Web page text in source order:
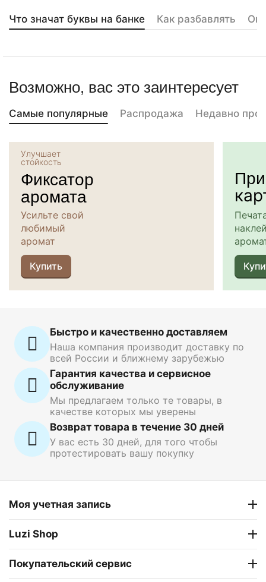
Что значат буквы на банке Как разбавлять
Возможно, вас это заинтересует
Самые популярные Распродажа Недавно
Улучшает
стойкость
Фиксатор
аромата
Усильте свой
любимый
аромат
Купить
Быстро и качественно доставляем
Наша компания производит доставку по
всей России и ближнему зарубежью
Гарантия качества и сервисное
обслуживание
Мы предлагаем только те товары, в
качестве которых мы уверены
Возврат товара в течение 30 дней
У вас есть 30 дней, для того чтобы
протестировать вашу покупку
Моя учетная запись
Luzi Shop
Покупательский сервис